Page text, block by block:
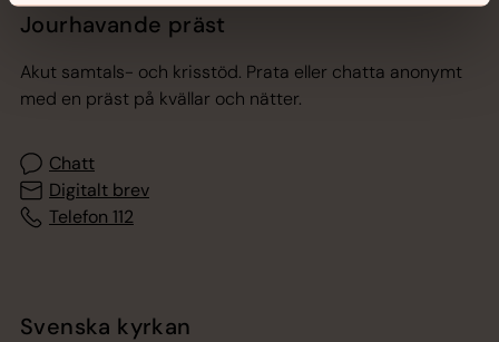
Jourhavande präst
Akut samtals- och krisstöd. Prata eller chatta anonymt
med en präst på kvällar och nätter.
Chatt
Digitalt brev
Telefon 112
Svenska kyrkan